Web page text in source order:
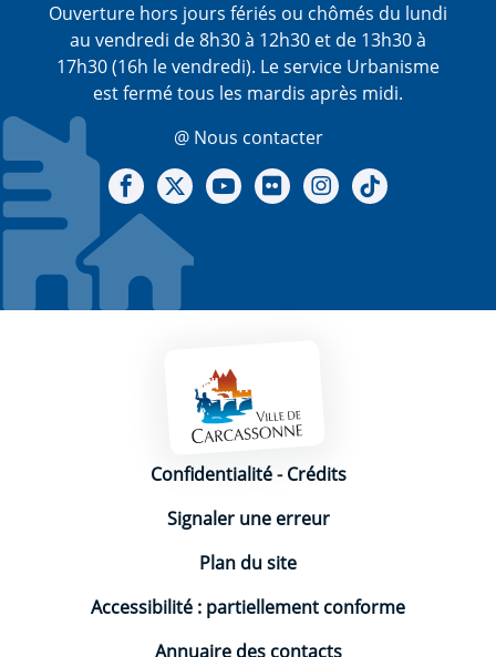
Ouverture hors jours fériés ou chômés du lundi
au vendredi de 8h30 à 12h30 et de 13h30 à
17h30 (16h le vendredi). Le service Urbanisme
est fermé tous les mardis après midi.
@ Nous contacter
Notre Facebook
Notre X - (twitter)
Notre chaine Youtube
Notre Gallerie sur Flickr
Notre Instagram
Mentions légales
Confidentialité-Crédits
Signaler une erreur
Plan du site
Accessibilité : partiellement conforme
Annuaire des contacts